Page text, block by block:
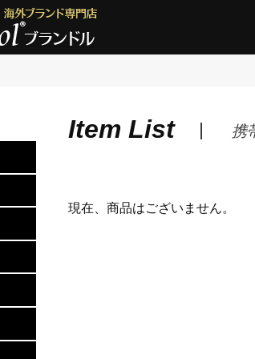
Item List 携
現在、商品はございません。